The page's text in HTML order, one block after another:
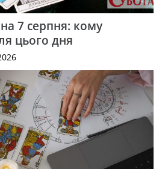
7 серпня: кому
цього дня